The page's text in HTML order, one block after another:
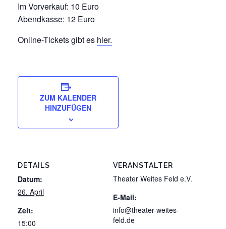
Im Vorverkauf: 10 Euro
Abendkasse: 12 Euro
Online-Tickets gibt es hier.
ZUM KALENDER
HINZUFÜGEN
DETAILS
Datum:
26. April
Zeit:
15:00
VERANSTALTER
Theater Weites Feld e.V.
E-Mail:
info@theater-weites-
feld.de